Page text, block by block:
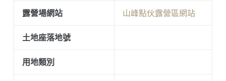
露營場網站 山峰點伙露營區網站
土地座落地號
用地類別